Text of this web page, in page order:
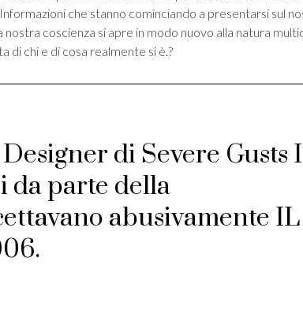
che stanno cominciando a presentarsi sul
coscienza si apre in modo nuovo alla natura
di chi e di cosa realmente si è.?
di Severe Gusts
da parte della
abusivamente IL